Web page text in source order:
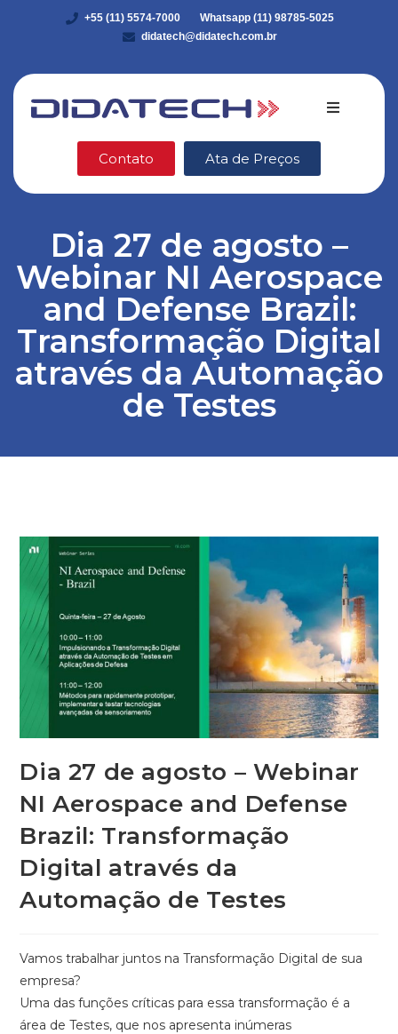
+55 (11) 5574-7000
Whatsapp (11) 98785-5025
didatech@didatech.com.br
Quem
DidaStore
VEX Robotics
Ética e
Blog
Contato Ata de Preços
Dia 27 de agosto –
Webinar NI Aerospace
and Defense Brazil:
Transformação Digital
através da Automação
de Testes
Dia 27 de agosto – Webinar
NI Aerospace and Defense
Brazil: Transformação
Digital através da
Automação de Testes
Vamos trabalhar juntos na Transformação Digital de sua
empresa?
Uma das funções críticas para essa transformação é a
área de Testes, que nos apresenta inúmeras